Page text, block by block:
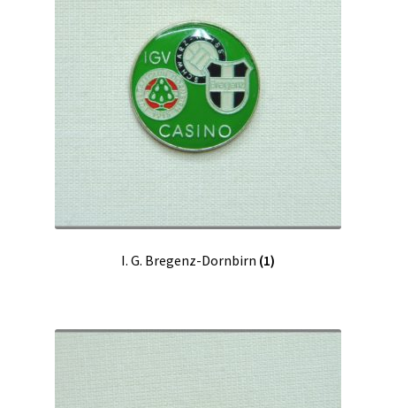
I. G. Bregenz-Dornbirn (1)